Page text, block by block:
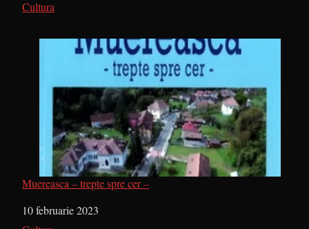
În legătură cu
Cultura
Muereasca – trepte spre cer –
Dată
10 februarie 2023